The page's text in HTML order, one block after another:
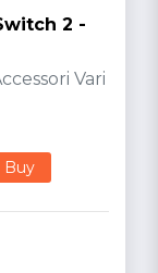
2 -
Vari
Buy